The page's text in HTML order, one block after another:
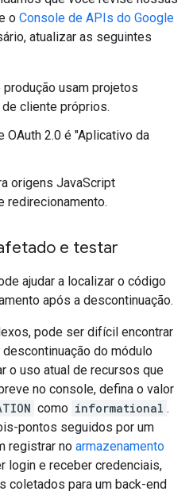
o Console de APIs do Google
atualizar as seguintes
usam projetos
cliente próprios.
2.0 é "Aplicativo da
origens JavaScript
redirecionamento.
e testar
ajudar a localizar o código
após a descontinuação.
pode ser difícil encontrar
do módulo
o uso atual de recursos que
no console, defina o valor
como informational .
pontos seguidos por um
registrar no armazenamento
login e receber credenciais,
coletados para um back-end